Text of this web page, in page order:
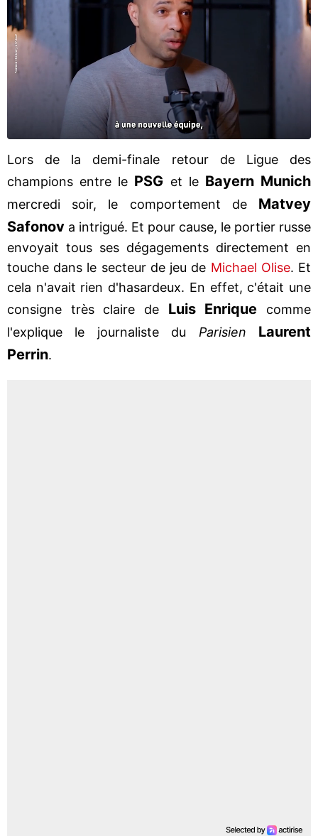
Lors de la demi-finale retour de Ligue des
champions entre le PSG et le Bayern Munich
mercredi soir, le comportement de Matvey
Safonov a intrigué. Et pour cause, le portier russe
envoyait tous ses dégagements directement en
touche dans le secteur de jeu de Michael Olise. Et
cela n'avait rien d'hasardeux. En effet, c'était une
consigne très claire de Luis Enrique comme
l'explique le journaliste du Parisien Laurent
Perrin.